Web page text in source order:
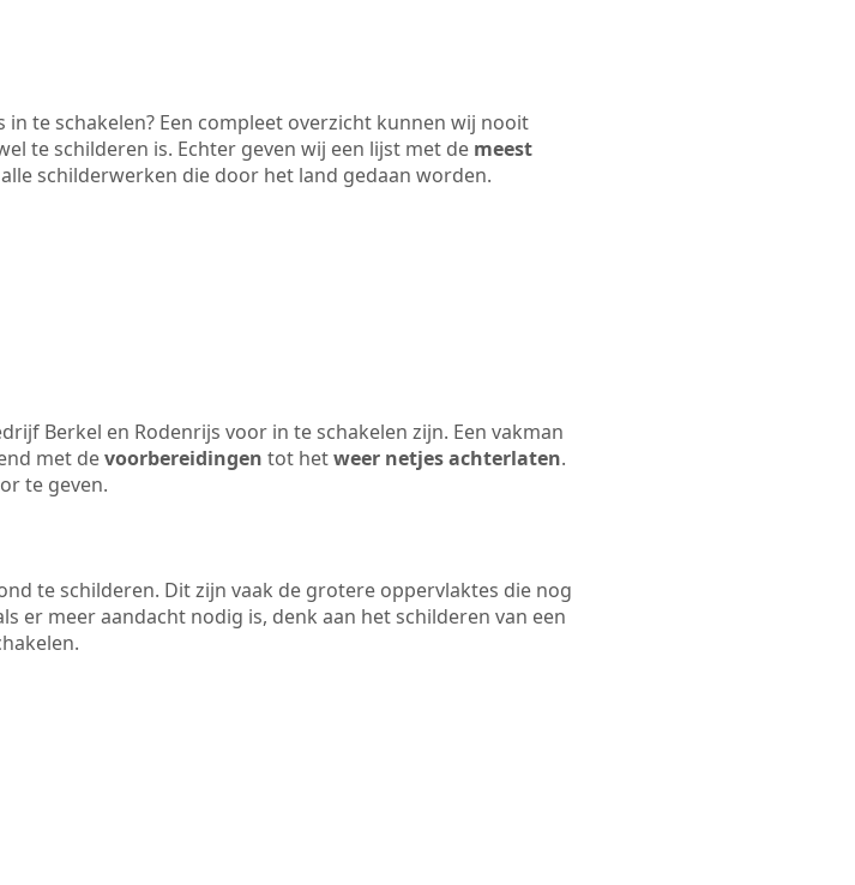
te schakelen? Een compleet overzicht kunnen wij nooit
te schilderen is. Echter geven wij een lijst met de meest
schilderwerken die door het land gedaan worden.
Berkel en Rodenrijs voor in te schakelen zijn. Een vakman
met devoorbereidingen tot hetweer netjes achterlaten.
te geven.
te schilderen. Dit zijn vaak de grotere oppervlaktes die nog
er meer aandacht nodig is, denk aan het schilderen van een